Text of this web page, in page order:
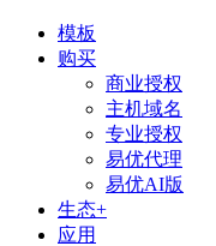
模板
购买
商业授权
主机域名
专业授权
易优代理
易优AI版
生态+
应用